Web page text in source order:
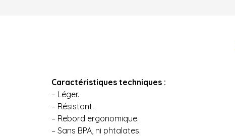
Caractéristiques techniques :
– Léger.
– Résistant.
– Rebord ergonomique.
– Sans BPA, ni phtalates.